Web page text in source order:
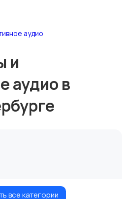
аудио
и
аудио в
все категории